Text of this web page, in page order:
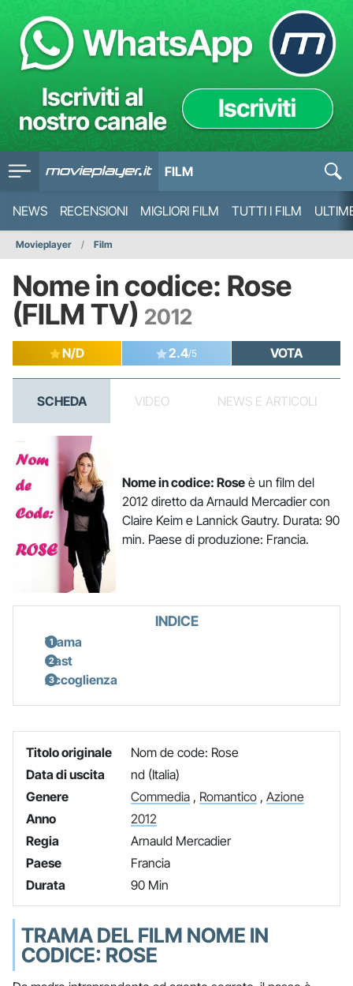
FILM
NEWS RECENSIONI MIGLIORI FILM TUTTI I FILM
Movieplayer Film
Nome in codice: Rose
(FILM TV) 2012
N/D 2.4/5 VOTA
SCHEDA VIDEO NEWS E ARTICOLI
Nome in codice: Roseè un film del
2012 diretto da Arnauld Mercadier con
Claire Keim e Lannick Gautry. Durata: 90
min. Paese di produzione: Francia.
INDICE
Trama
Cast
Accoglienza
Titolo originale
Nom de code: Rose
Data di uscita
nd (Italia)
Genere
Commedia, Romantico, Azione
Anno
2012
Regia
Arnauld Mercadier
Paese
Francia
Durata
90 Min
TRAMA DEL FILM NOME IN
CODICE: ROSE